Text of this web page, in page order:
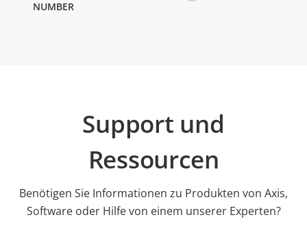
Support und
Ressourcen
Benötigen Sie Informationen zu Produkten von Axis,
Software oder Hilfe von einem unserer Experten?